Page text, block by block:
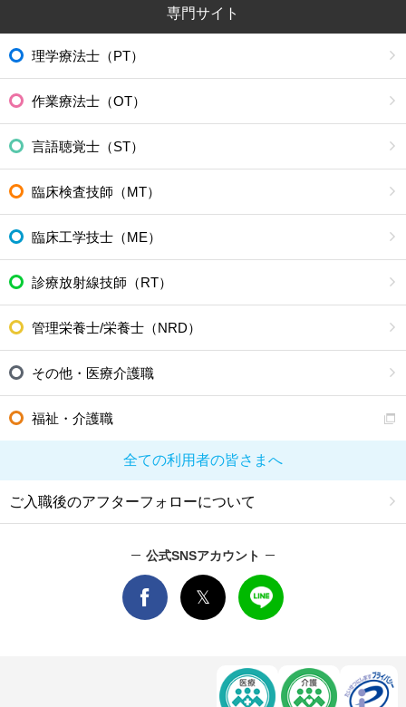
専門サイト
理学療法士（PT）
作業療法士（OT）
言語聴覚士（ST）
臨床検査技師（MT）
臨床工学技士（ME）
診療放射線技師（RT）
管理栄養士/栄養士（NRD）
その他・医療介護職
福祉・介護職
全ての利用者の皆さまへ
ご入職後のアフターフォローについて
公式SNSアカウント